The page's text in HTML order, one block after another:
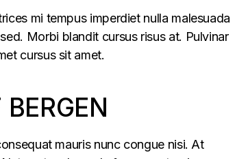
mi tempus imperdiet nulla malesuada
Morbi blandit cursus risus at. Pulvinar
cursus sit amet.
mauris nunc congue nisi. At